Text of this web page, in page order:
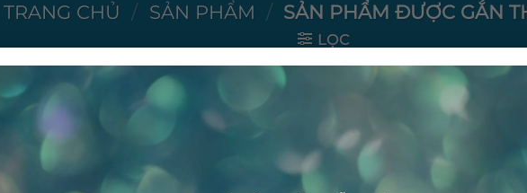
TRANG CHỦ / SẢN PHẨM / SẢN PHẨM ĐƯỢC GẮN
LỌC